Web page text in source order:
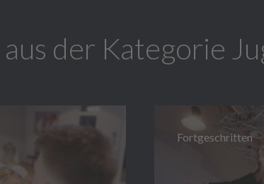
der Kategorie
Fortgeschritten